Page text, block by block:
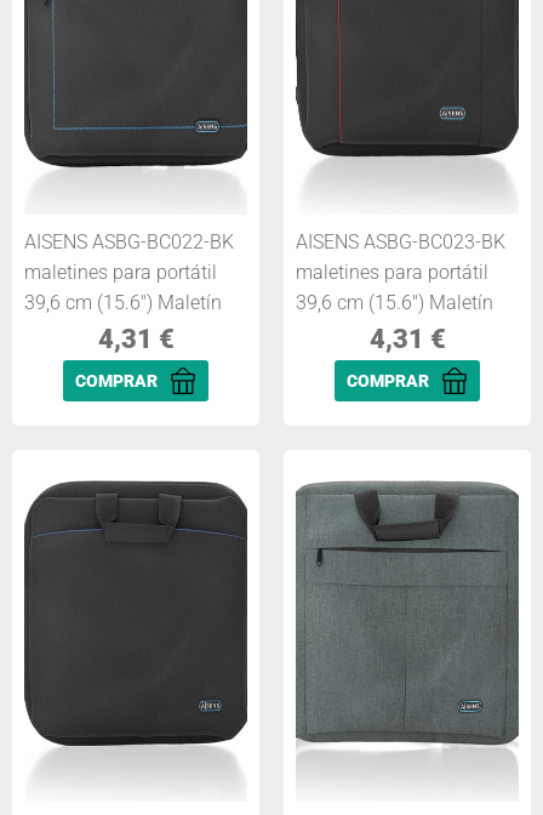
AISENS ASBG-BC022-BK
maletines para portátil
39,6 cm (15.6") Maletín
4,31 €
COMPRAR
AISENS ASBG-BC023-BK
maletines para portátil
39,6 cm (15.6") Maletín
4,31 €
COMPRAR